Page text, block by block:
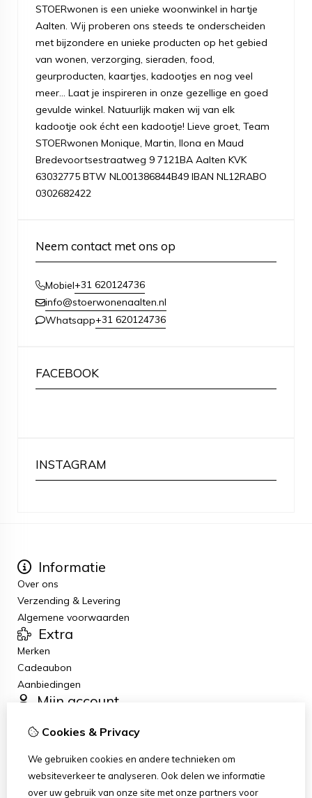
STOERwonen is een unieke woonwinkel in hartje
Aalten. Wij proberen ons steeds te onderscheiden
met bijzondere en unieke producten op het gebied
van wonen, verzorging, sieraden, food,
geurproducten, kaartjes, kadootjes en nog veel
meer... Laat je inspireren in onze gezellige en goed
gevulde winkel. Natuurlijk maken wij van elk
kadootje ook écht een kadootje! Lieve groet, Team
STOERwonen Monique, Martin, Ilona en Maud
Bredevoortsestraatweg 9 7121BA Aalten KVK
63032775 BTW NL001386844B49 IBAN NL12RABO
0302682422
Neem contact met ons op
Mobiel+31 620124736
info@stoerwonenaalten.nl
Whatsapp+31 620124736
FACEBOOK
INSTAGRAM
Informatie
Over ons
Verzending & Levering
Algemene voorwaarden
Extra
Merken
Cadeaubon
Aanbiedingen
Mijn account
Bestelhistorie
Nieuwsbrief
Klantenservice
Cookies & Privacy
We gebruiken cookies en andere technieken om
websiteverkeer te analyseren. Ook delen we informatie
over uw gebruik van onze site met onze partners voor